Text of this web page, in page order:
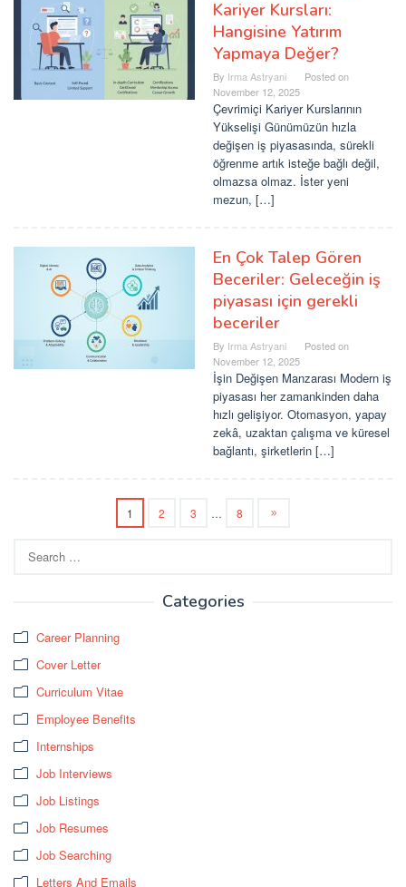
Kariyer Kursları:
Hangisine Yatırım
Yapmaya Değer?
By Irma Astryani
Posted on
November 12, 2025
Çevrimiçi Kariyer Kurslarının
Yükselişi Günümüzün hızla
değişen iş piyasasında, sürekli
öğrenme artık isteğe bağlı değil,
olmazsa olmaz. İster yeni
mezun, […]
En Çok Talep Gören
Beceriler: Geleceğin iş
piyasası için gerekli
beceriler
By Irma Astryani
Posted on
November 12, 2025
İşin Değişen Manzarası Modern iş
piyasası her zamankinden daha
hızlı gelişiyor. Otomasyon, yapay
zekâ, uzaktan çalışma ve küresel
bağlantı, şirketlerin […]
1 2 3 … 8
for:
Categories
Career Planning
Cover Letter
Curriculum Vitae
Employee Benefits
Internships
Job Interviews
Job Listings
Job Resumes
Job Searching
Letters And Emails